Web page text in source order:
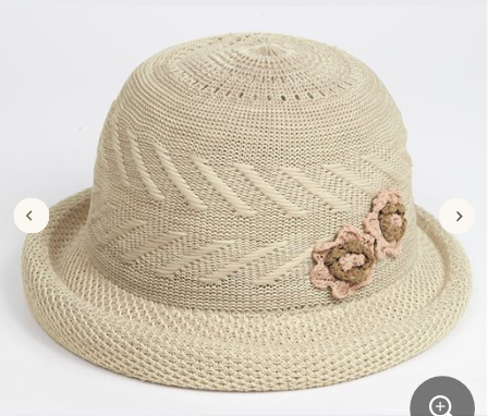
ジュニア・ティーンズ下着
キッチン・雑貨・日用品
寝具・インテリア・家具通販すべて
家具・収納
寝具・ベッド
カーテン・ラグ・ファブリック
美容・健康通販すべて
美容・健康・サプリメント
制服・スクール
制服・スクールすべて
制服・学生服
ジュニア・ティーンズ下着
大きいサイズ
大きいサイズ通販すべて
大きいサイズ レディース服
大きいサイズ レディース下着
バーゲン
バーゲンセール
シークレットセール
詳細検索
商品カテゴリ一覧
キッチン・雑貨・日用品
寝具・ベッド
カーテン・ラグ・ファブリック
美容・健康通販すべて
美容・健康・サプリメント
制服・スクール
制服・スクールすべて
制服・学生服
ジュニア・ティーンズ下着
大きいサイズ
大きいサイズ通販すべて
大きいサイズ レディース服
大きいサイズ レディース下着
大きいサイズ メンズ
バーゲン
バーゲンセール
シークレットセール
詳細検索
商品カテゴリ一覧
カタログ
カタログ・チラシからのご注文